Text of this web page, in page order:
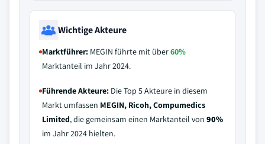
Wichtige Akteure
Marktführer: MEGIN führte mit über60%
Marktanteil im Jahr 2024.
Führende Akteure: Die Top 5 Akteure in diesem
Markt umfassen MEGIN, Ricoh, Compumedics
Limited, die gemeinsam einen Marktanteil von 90%
im Jahr 2024 hielten.